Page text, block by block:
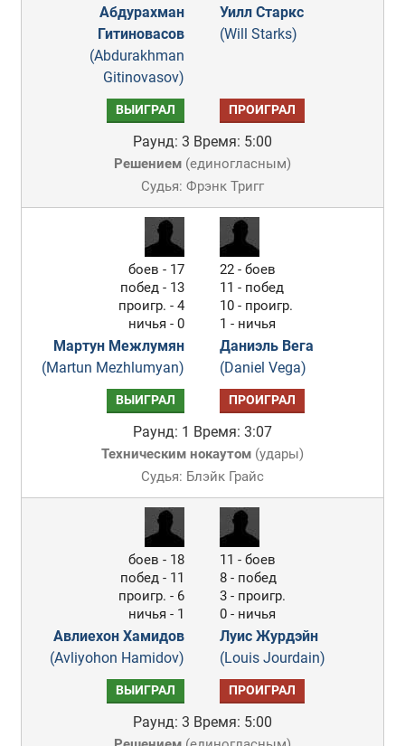
Абдурахман
Гитиновасов
(Abdurakhman
Gitinovasov)
Уилл Старкс
(Will Starks)
ВЫИГРАЛ ПРОИГРАЛ
Раунд: 3 Время: 5:00
Решением(единогласным)
Судья: Фрэнк Тригг
боев - 17
побед - 13
проигр. - 4
ничья - 0
Мартун Межлумян
(Martun Mezhlumyan)
22 - боев
11 - побед
10 - проигр.
1 - ничья
Даниэль Вега
(Daniel Vega)
ВЫИГРАЛ ПРОИГРАЛ
Раунд: 1 Время: 3:07
Техническим нокаутом(удары)
Судья: Блэйк Грайс
боев - 18
побед - 11
проигр. - 6
ничья - 1
Авлиехон Хамидов
(Avliyohon Hamidov)
11 - боев
8 - побед
3 - проигр.
0 - ничья
Луис Журдэйн
(Louis Jourdain)
ВЫИГРАЛ ПРОИГРАЛ
Раунд: 3 Время: 5:00